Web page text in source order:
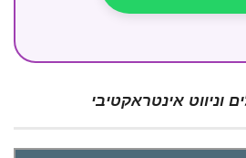
וניווט אינטראקטיבי